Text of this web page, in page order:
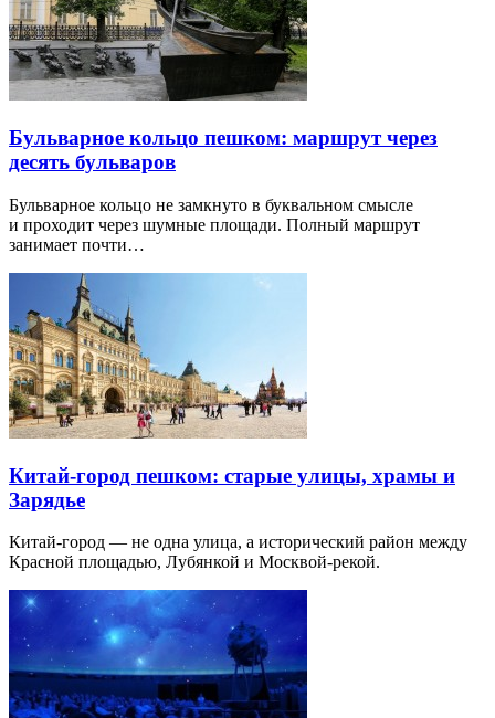
Бульварное кольцо пешком: маршрут через
десять бульваров
Бульварное кольцо не замкнуто в буквальном смысле
и проходит через шумные площади. Полный маршрут
занимает почти…
Китай-город пешком: старые улицы, храмы и
Зарядье
Китай-город — не одна улица, а исторический район между
Красной площадью, Лубянкой и Москвой-рекой.